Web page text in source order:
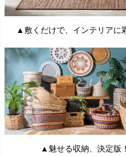
▲敷くだけで、インテリアに
▲魅せる収納、決定版